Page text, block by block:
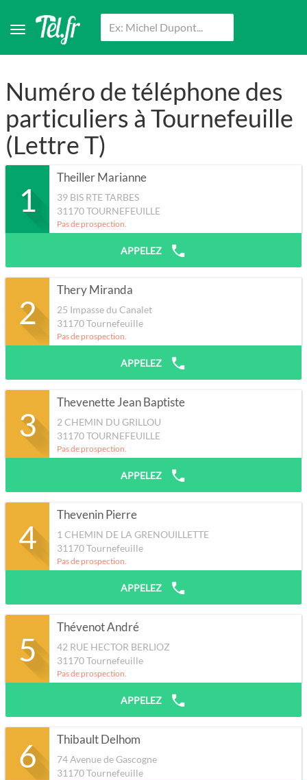
Numéro de téléphone des
particuliers à Tournefeuille
(Lettre T)
1
Theiller Marianne
39 BIS RTE TARBES
31170TOURNEFEUILLE
Pas de prospection.
APPELEZ
2
Thery Miranda
25 Impasse du Canalet
31170Tournefeuille
Pas de prospection.
APPELEZ
3
Thevenette Jean Baptiste
2 CHEMIN DU GRILLOU
31170TOURNEFEUILLE
Pas de prospection.
APPELEZ
4
Thevenin Pierre
1 CHEMIN DE LA GRENOUILLETTE
31170Tournefeuille
Pas de prospection.
APPELEZ
5
Thévenot André
42 RUE HECTOR BERLIOZ
31170Tournefeuille
Pas de prospection.
APPELEZ
6 Thibault Delhom
74 Avenue de Gascogne
31170Tournefeuille